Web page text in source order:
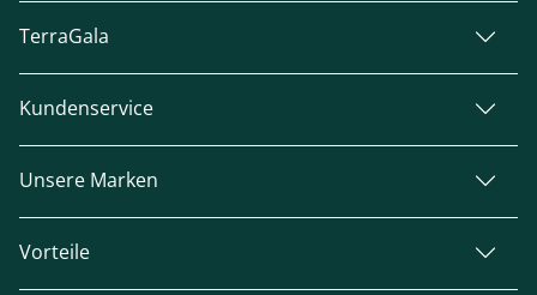
TerraGala
Kundenservice
Unsere Marken
Vorteile